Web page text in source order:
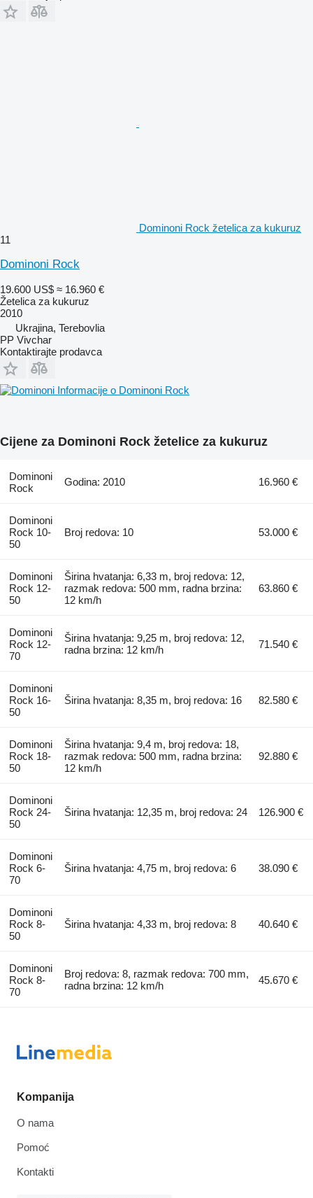
Dominoni Rock žetelica za kukuruz
11
Dominoni Rock
19.600 US$ ≈ 16.960 €
Žetelica za kukuruz
2010
Ukrajina, Terebovlia
PP Vivchar
Kontaktirajte prodavca
Informacije o Dominoni Rock
Cijene za Dominoni Rock žetelice za kukuruz
Dominoni
Rock
Godina: 2010 16.960 €
Dominoni
Rock 10-
50
Broj redova: 10 53.000 €
Dominoni
Rock 12-
50
Širina hvatanja: 6,33 m, broj redova: 12,
razmak redova: 500 mm, radna brzina:
12 km/h
63.860 €
Dominoni
Rock 12-
70
Širina hvatanja: 9,25 m, broj redova: 12,
radna brzina: 12 km/h
71.540 €
Dominoni
Rock 16-
50
Širina hvatanja: 8,35 m, broj redova: 16 82.580 €
Dominoni
Rock 18-
50
Širina hvatanja: 9,4 m, broj redova: 18,
razmak redova: 500 mm, radna brzina:
12 km/h
92.880 €
Dominoni
Rock 24-
50
Širina hvatanja: 12,35 m, broj redova: 24 126.900 €
Dominoni
Rock 6-
70
Širina hvatanja: 4,75 m, broj redova: 6 38.090 €
Dominoni
Rock 8-
50
Širina hvatanja: 4,33 m, broj redova: 8 40.640 €
Dominoni
Rock 8-
70
Broj redova: 8, razmak redova: 700 mm,
radna brzina: 12 km/h
45.670 €
Kompanija
O nama
Pomoć
Kontakti